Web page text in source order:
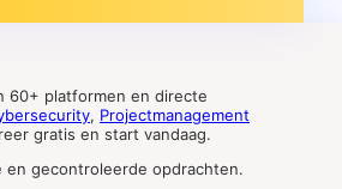
60+ platformen en directe
, Projectmanagement
gratis en start vandaag.
en gecontroleerde opdrachten.